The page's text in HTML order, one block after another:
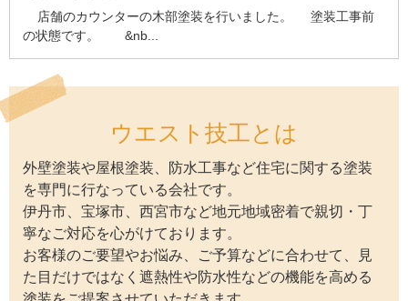
店舗のカウンターの木部塗装を行いました。 塗装工事前
の状態です。 &nb...
ウエスト技工とは
外壁塗装や屋根塗装、防水工事など住宅に関する塗装
を専門に行なっている会社です。
伊丹市、宝塚市、西宮市など地元地域密着で親切・丁
寧なご対応を心がけております。
お客様のご要望やお悩み、ご予算などに合わせて、見
た目だけではなく遮熱性や防水性などの機能を高める